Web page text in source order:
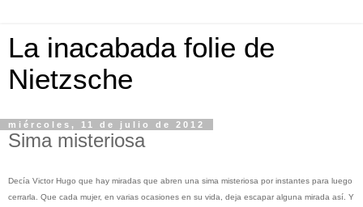
La inacabada folie de
Nietzsche
miércoles, 11 de julio de 2012
Sima misteriosa
Decía Victor Hugo que hay miradas que abren una sima misteriosa por instantes para luego
cerrarla. Que cada mujer, en varias ocasiones en su vida, deja escapar alguna mirada así. Y